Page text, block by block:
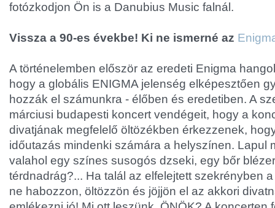
fotózkodjon Ön is a Danubius Music falnál.
Vissza a 90-es évekbe! Ki ne ismerné az
A történelemben először az eredeti Enigma
hogy a globális ENIGMA jelenség elképesztően
hozzák el számunkra - élőben és eredetiben. A
márciusi budapesti koncert vendégeit, hogy a
divatjának megfelelő öltözékben érkezzenek,
időutazás mindenki számára a helyszínen. Lapul
valahol egy színes susogós dzseki, egy bőr
térdnadrág?... Ha talál az elfelejtett szekrényben
ne habozzon, öltözzön és jöjjön el az akkori